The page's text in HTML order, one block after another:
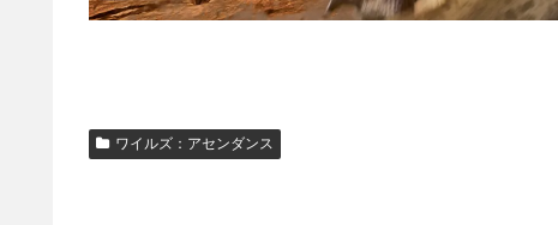
ワイルズ：アセンダンス